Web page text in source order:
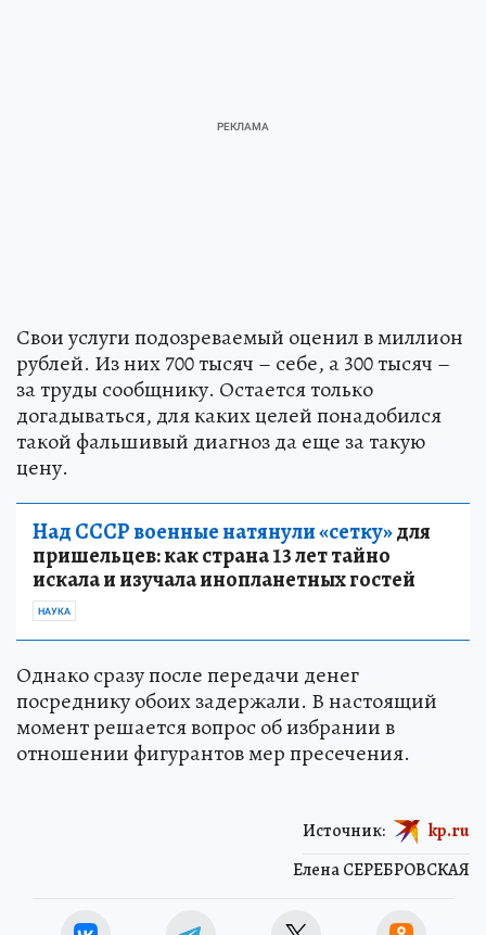
Свои услуги подозреваемый оценил в миллион
рублей. Из них 700 тысяч – себе, а 300 тысяч –
за труды сообщнику. Остается только
догадываться, для каких целей понадобился
такой фальшивый диагноз да еще за такую
цену.
Над СССР военные натянули «сетку»для
пришельцев: как страна 13 лет тайно
искала и изучала инопланетных гостей
НАУКА
Однако сразу после передачи денег
посреднику обоих задержали. В настоящий
момент решается вопрос об избрании в
отношении фигурантов мер пресечения.
Елена СЕРЕБРОВСКАЯ
Источник: kp.ru